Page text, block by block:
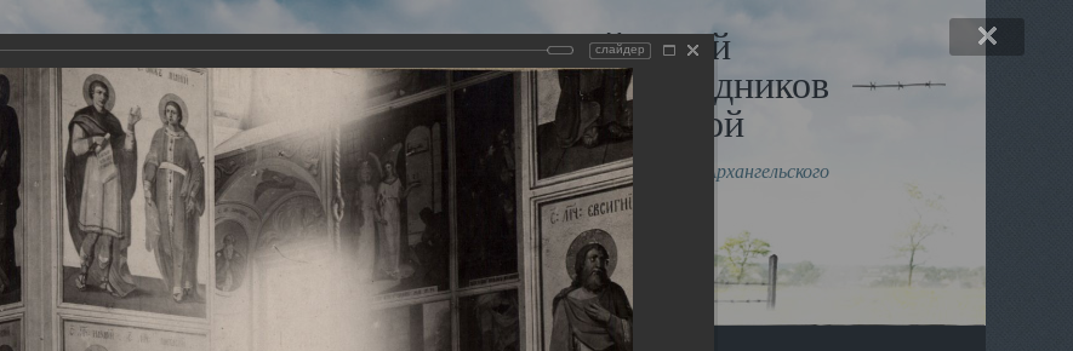
Виртуальный музей
Новомучеников и исповедников
Земли Архангельской
Сайт создан по благословлению митрополита Архангельского
и Холмогорского Даниила
слайдер